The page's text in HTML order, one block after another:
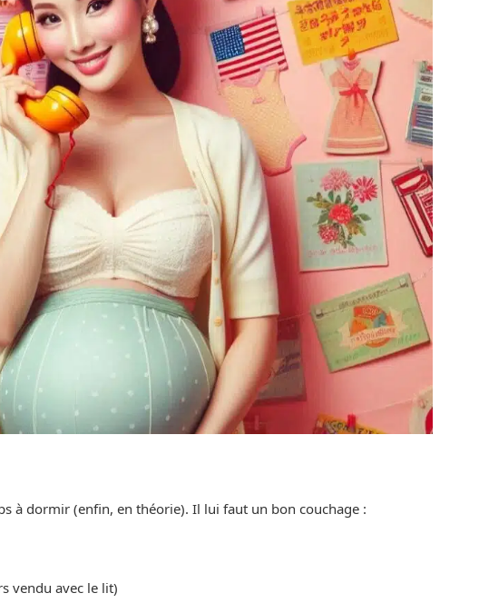
à dormir (enfin, en théorie). Il lui faut un bon couchage :
vendu avec le lit)